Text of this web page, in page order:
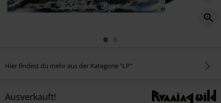
Hier findest du mehr aus der Kategorie "LP"
Ausverkauft!